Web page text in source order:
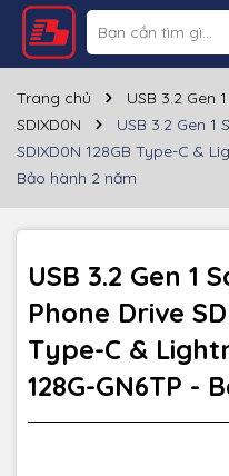
Trang chủ
USB 3.2 Gen
SDIXD0N
USB 3.2 Gen
SDIXD0N 128GB Type-C &
Bảo hành 2 năm
USB 3.2 Gen 1
Phone Drive
Type-C &
128G-GN6TP -
Thông số kỹ thuật
Thương hiệu SANDISK
Cổng giao tiếp
Chất liệu Nhựa
Màu sắc Xanh
Bảo hành 24 tháng